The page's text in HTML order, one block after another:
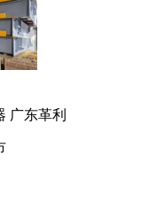
广东革利